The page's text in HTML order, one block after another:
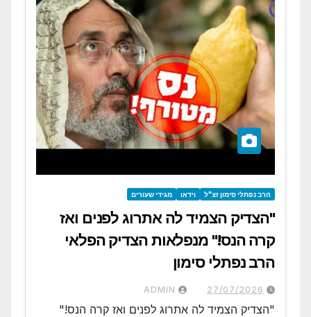
הרב נפתלי סימון זצ"ל וידאו מגידי שעורים
"הצדיק הצמיד לה אתרוג לפנים ואז
קרה הנס!" מנפלאות הצדיק הפלאי
הרב נפתלי סימון
27/07/2026
ADMIN
"הצדיק הצמיד לה אתרוג לפנים ואז קרה הנס!"